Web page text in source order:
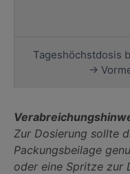
Tageshöchstdosis
→
Zur Dosierung sollte
Packungsbeilage
oder eine Spritze zur